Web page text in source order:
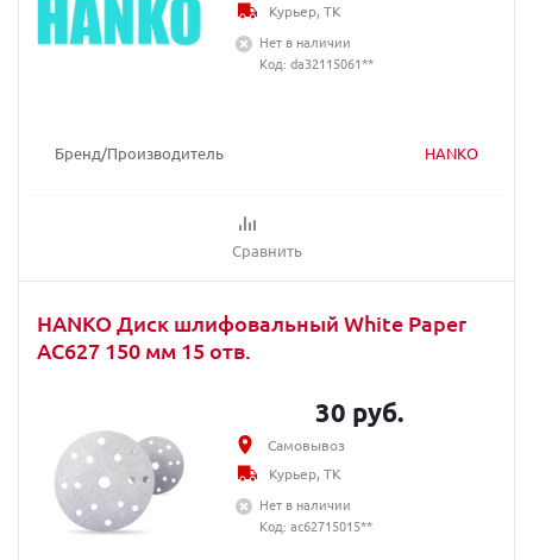
Бренд/Производитель HANKO
Сравнить
Курьер, ТК
Нет в наличии
Код: da32115061**
HANKO Диск шлифовальный White Paper
AC627 150 мм 15 отв.
30 руб.
Самовывоз
Курьер, ТК
Нет в наличии
Код: ac62715015**